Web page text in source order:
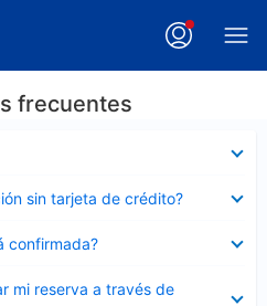
frecuentes
sin tarjeta de crédito?
confirmada?
mi reserva a través de